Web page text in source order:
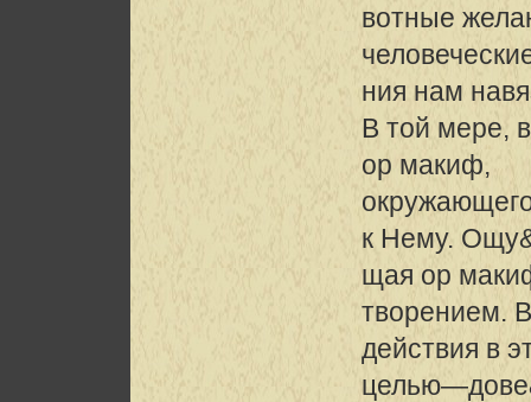
вотные
ния нам
В той мере,
ор макиф,
к Нему.
щая ор
творением.
действия в